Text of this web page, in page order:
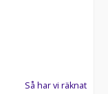
Så har vi räknat